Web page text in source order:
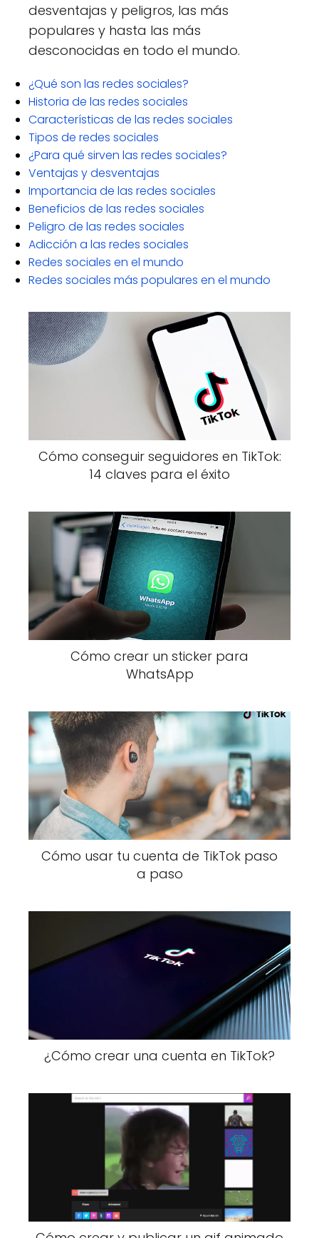
desventajas y peligros, las más
populares y hasta las más
desconocidas en todo el mundo.
¿Qué son las redes sociales?
Historia de las redes sociales
Características de las redes sociales
Tipos de redes sociales
¿Para qué sirven las redes sociales?
Ventajas y desventajas
Importancia de las redes sociales
Beneficios de las redes sociales
Peligro de las redes sociales
Adicción a las redes sociales
Redes sociales en el mundo
Redes sociales más populares en el mundo
Cómo conseguir seguidores en TikTok:
14 claves para el éxito
Cómo crear un sticker para
WhatsApp
Cómo usar tu cuenta de TikTok paso
a paso
¿Cómo crear una cuenta en TikTok?